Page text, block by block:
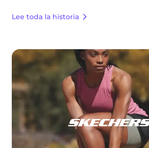
Lee toda la historia